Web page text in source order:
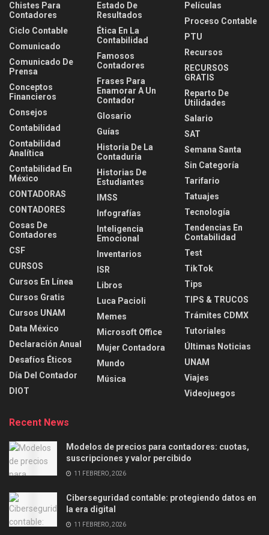
Chistes Para
Contadores
Ciclo Contable
Comunicado
Comunicado De
Prensa
Conceptos
Financieros
Consejos
Contabilidad
Contabilidad
Analítica
Contabilidad En
México
CONTADORAS
CONTADORES
Cosas De
Contadores
CSF
CURSOS
Cursos En Línea
Cursos Gratis
Cursos UNAM
Data México
Declaración Anual
Desafíos Éticos
Día Del Contador
DIOT
Estado De
Resultados
Ética En La
Contabilidad
Famosos
Contadores
Frases Para
Enamorar A Un
Contador
Glosario
Guías
Historia De La
Contaduria
Historias De
Estudiantes
IMSS
Infografías
Inteligencia
Emocional
Inventarios
ISR
Libros
Luca Pacioli
Memes
Microsoft Office
Mujer Contadora
Mundo
Música
Películas
Proceso Contable
PTU
Recursos
RECURSOS
GRATIS
Reparto De
Utilidades
Salario
SAT
Semana Santa
Sin Categoría
Tarifario
Tatuajes
Tecnología
Tendencias En
Contabilidad
Test
TikTok
Tips
TIPS & TRUCOS
Trámites CDMX
Tutoriales
Últimas Noticias
UNAM
Viajes
Videojuegos
Recent News
Modelos de precios para contadores: cuotas,
suscripciones y valor percibido
11 FEBRERO, 2026
Ciberseguridad contable: protegiendo datos en
la era digital
11 FEBRERO, 2026